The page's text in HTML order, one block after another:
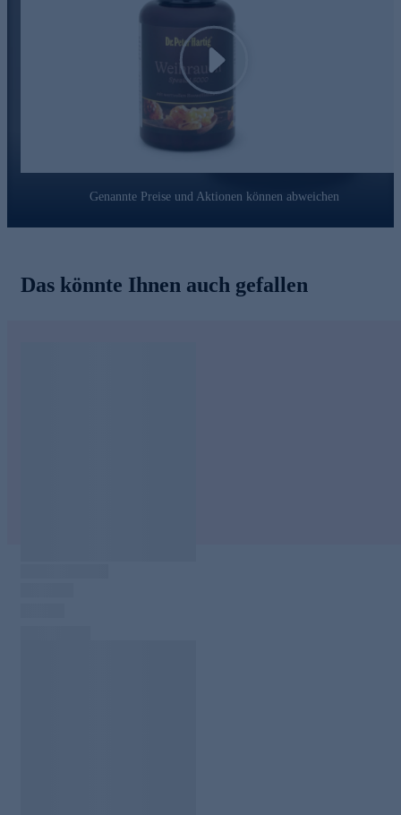
Dr. Peter Hartig forscht für Ihre Gesundheit
Seit knapp 40 Jahren steht der Name Dr. Peter Hartig® für die
Erforschung von Mikroalgen und die Entwicklung von
Nahrungsergänzungsmitteln. Seine Inspiration und Motivation
findet er in der Natur selbst – dem Wasser und den Pflanzen.
Gemeinsam mit seinem Wissenschaftsteam lässt er altes Wissen
und moderne Forschung harmonisch zusammenfließen. Diese
Erfahrung stellt er stets in den Dienst von sich und seinen
Gleich online bestellen.
Play
Genannte Preise und Aktionen können abweichen
Das könnte Ihnen auch gefallen